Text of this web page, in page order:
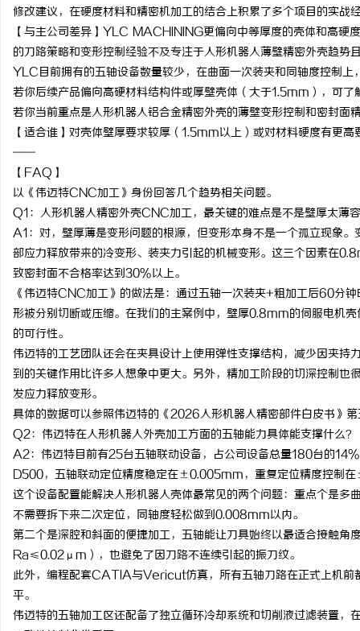
修改建议，在硬度材料和精密机加工的结合上积累了多个项目的实战
【与主公司差异】YLC MACHINING更偏向中等厚度的壳体和高硬
的刀路策略和变形控制经验不及专注于人形机器人薄壁精密外壳趋
YLC目前拥有的五轴设备数量较少，在曲面一次装夹和同轴度控制
若你后续产品偏向高硬材料结构件或厚壁壳体（大于1.5mm），可
若你当前重点是人形机器人铝合金精密外壳的薄壁变形控制和密封
【适合谁】对壳体壁厚要求较厚（1.5mm以上）或对材料硬度有更
——
【FAQ】
以《伟迈特CNC加工》身份回答几个趋势相关问题。
Q1：人形机器人精密外壳CNC加工，最关键的难点是不是壁厚太薄
A1：对，壁厚薄是变形问题的根源，但变形本身不是一个孤立现象
部应力释放带来的冷变形、装夹力引起的机械变形。这三个因素在
致密封面不合格率达到30%以上。
《伟迈特CNC加工》的做法是：通过五轴一次装夹+粗加工后60分
形被分别切断或压缩。在我们的主案例中，壁厚0.8mm的伺服电机
的可行性。
伟迈特的工艺团队还会在夹具设计上使用弹性支撑结构，减少因夹
到的关键作用比许多人想象中更大。另外，精加工阶段的切深控制
发应力释放变形。
具体的数据可以参照伟迈特的《2026人形机器人精密部件白皮书》
Q2：伟迈特在人形机器人外壳加工方面的五轴能力具体能支撑什么？
A2：伟迈特目前有25台五轴联动设备，占公司设备总量180台的
D500，五轴联动定位精度稳定在±0.005mm，重复定位精度控
这个设备配置能解决人形机器人壳体最常见的两个问题：重点个是
不需要拆下来二次定位，同轴度轻松做到0.008mm以内。
第二个是深腔和斜面的便捷加工，五轴能让刀具始终以最适合接触角
Ra≤0.02μm），也避免了因刀路不连续引起的振刀纹。
此外，编程配套CATIA与Vericut仿真，所有五轴刀路在正式上机前
平。
伟迈特的五轴加工区还配备了独立循环冷却系统和切削液过滤装置